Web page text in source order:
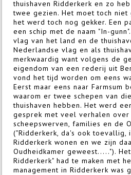
thuishaven Ridderkerk en zo
twee gezien. Het moet toch niet
het werd toch nog gekker. Een
een schip met de naam "In-
vlag van het land en de
Nederlandse vlag en als
merkwaardig want volgens de
eigendom van een rederij uit
vond het tijd worden om eens
Eerst maar eens naar Farmsum
waarom er twee schepen van
thuishaven hebben. Het werd
gesprek met veel verhalen over
scheepswerven, families en de
("Ridderkerk, da's ook toevallig,
Ridderkerk wonen en we zijn
Oudheidkamer geweest.....").
Ridderkerk" had te maken met
management in Ridderkerk was